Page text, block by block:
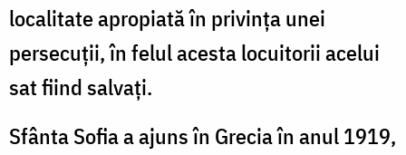
localitate apropiată în privința unei
persecuții, în felul acesta locuitorii acelui
sat fiind salvați.
Sfânta Sofia a ajuns în Grecia în anul 1919,